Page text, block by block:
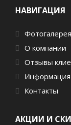
НАВИГАЦИЯ
Фотогалерея
О компании
Отзывы
Информация
Контакты
АКЦИИ И